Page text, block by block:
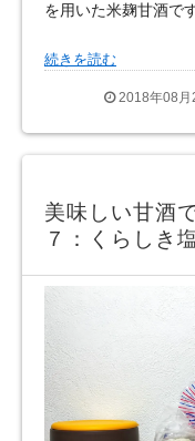
を用いた米麹甘酒で
続きを読む
2018年08月
美味しい甘酒
７：くらしき